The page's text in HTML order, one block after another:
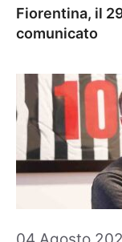
Fiorentina, il
comunicato